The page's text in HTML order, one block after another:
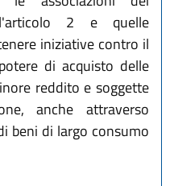
2 e quelle
iniziative contro il
di acquisto delle
reddito e soggette
anche attraverso
beni di largo consumo